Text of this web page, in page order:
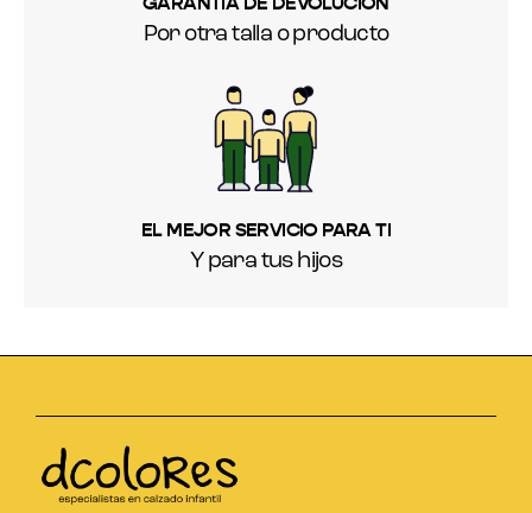
Por otra talla o producto
EL MEJOR SERVICIO PARA TI
Y para tus hijos